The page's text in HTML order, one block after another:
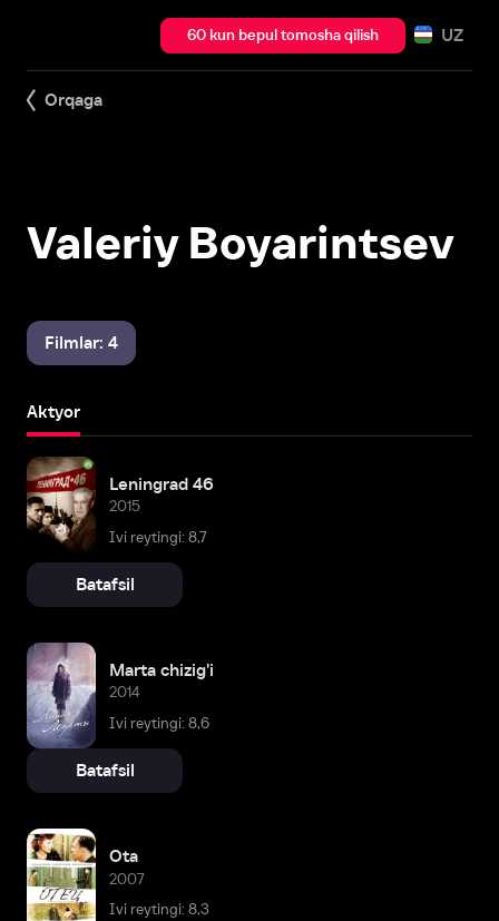
60 kun bepul tomosha qilish UZ
Orqaga
Valeriy Boyarintsev
Filmlar: 4
Aktyor
Leningrad 46
2015
Ivi reytingi: 8,7
Batafsil
Marta chizig'i
2014
Ivi reytingi: 8,6
Batafsil
Ota
2007
Ivi reytingi: 8,3